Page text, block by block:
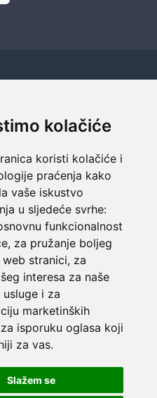
kolačiće
koristi kolačiće i
praćenja kako
vaše iskustvo
u sljedeće svrhe:
funkcionalnost
, za pružanje boljeg
stranici, za
interesa za naše
i za
marketinških
za isporuku oglasa koji
za vas.
Slažem se
za novac